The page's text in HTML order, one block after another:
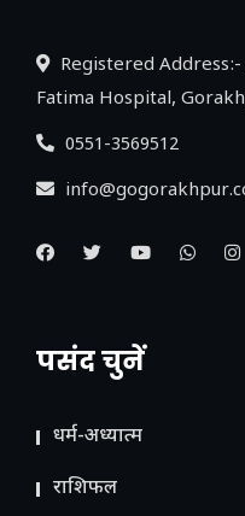
Registered
Fatima Hospital,
0551-3569512
पसंद चुनें
धर्म-अध्यात्म
राशिफल